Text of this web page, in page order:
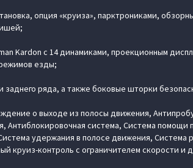
опция «круиза», парктрониками,
Kardon с 14 динамиками, проекционным
езды;
ряда, а также боковые шторки
о выходе из полосы движения,
Антиблокировочная система, Cистема помощи
удержания в полосе движения, Система
круиз-контроль с ограничителем скорости и